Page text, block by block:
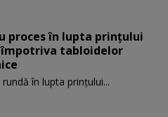
proces în lupta prinţului
împotriva tabloidelor
în lupta prinţului...